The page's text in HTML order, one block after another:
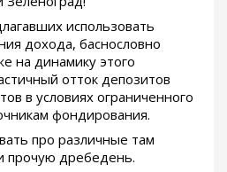
использовать
дохода, баснословно
на динамику этого
отток депозитов
в условиях ограниченного
фондирования.
про различные там
прочую дребедень.